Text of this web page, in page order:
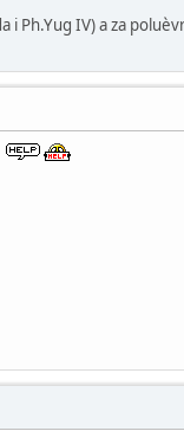
i Ph.Yug IV) a za